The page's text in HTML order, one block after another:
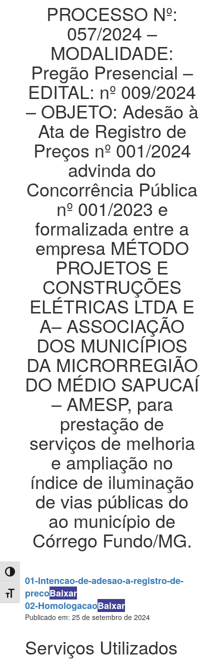
Toggle High Contrast
Toggle Font size
PROCESSO Nº:
057/2024 –
MODALIDADE:
Pregão Presencial –
EDITAL: nº 009/2024
– OBJETO: Adesão à
Ata de Registro de
Preços nº 001/2024
advinda do
Concorrência Pública
nº 001/2023 e
formalizada entre a
empresa MÉTODO
PROJETOS E
CONSTRUÇÕES
ELÉTRICAS LTDA E
A– ASSOCIAÇÃO
DOS MUNICÍPIOS
DA MICRORREGIÃO
DO MÉDIO SAPUCAÍ
– AMESP, para
prestação de
serviços de melhoria
e ampliação no
índice de iluminação
de vias públicas do
ao município de
Córrego Fundo/MG.
01-Intencao-de-adesao-a-registro-de-
precoBaixar
02-HomologacaoBaixar
Publicado em: 25 de setembro de 2024
Serviços Utilizados